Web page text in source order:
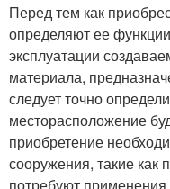
Перед тем как
определяют ее
эксплуатации
материала,
следует точно
месторасположение
приобретение
сооружения, такие как
потребуют